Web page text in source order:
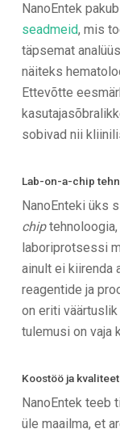
NanoEntek
seadmeid, mis
täpsemat
näiteks
Ettevõtte
sobivad nii
Lab-on-a-chip
NanoEnteki üks
chiptehnoloogia,
laboriprotsessi
ainult ei kiirenda
reagentide ja
on eriti
tulemusi on vaja
Koostöö ja kvaliteet
NanoEntek teeb
üle maailma, et